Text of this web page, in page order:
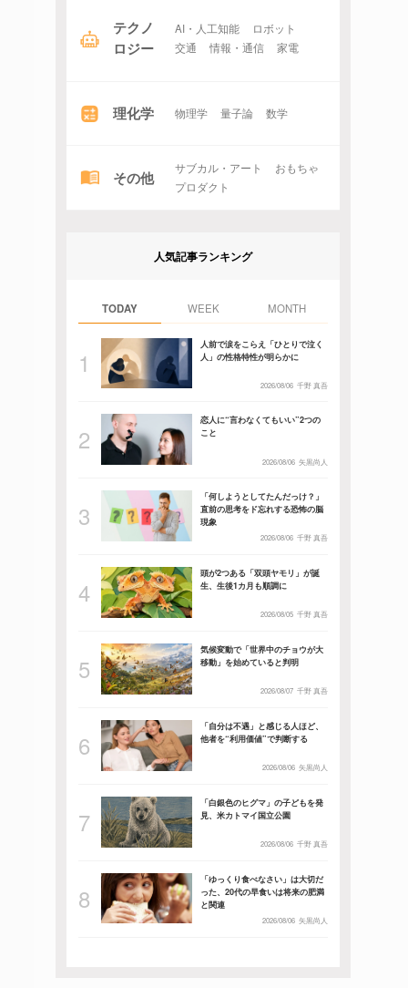
テクノ
ロジー
AI・人工知能
ロボット
交通
情報・通信 家電
理化学 物理学 量子論 数学
その他 サブカル・アート
おもちゃ
プロダクト
人気記事ランキング
TODAY WEEK MONTH
人前で涙をこらえ「ひとりで泣く
人」の性格特性が明らかに
2026/08/06 千野 真吾
恋人に“言わなくてもいい”2つの
こと
2026/08/06 矢黒尚人
「何しようとしてたんだっけ？」
直前の思考をド忘れする恐怖の脳
現象
2026/08/06 千野 真吾
頭が2つある「双頭ヤモリ」が誕
生、生後1カ月も順調に
2026/08/05 千野 真吾
気候変動で「世界中のチョウが大
移動」を始めていると判明
2026/08/07 千野 真吾
「自分は不遇」と感じる人ほど、
他者を“利用価値”で判断する
2026/08/06 矢黒尚人
「白銀色のヒグマ」の子どもを発
見、米カトマイ国立公園
2026/08/06 千野 真吾
「ゆっくり食べなさい」は大切だ
った、20代の早食いは将来の肥満
と関連
2026/08/06 矢黒尚人